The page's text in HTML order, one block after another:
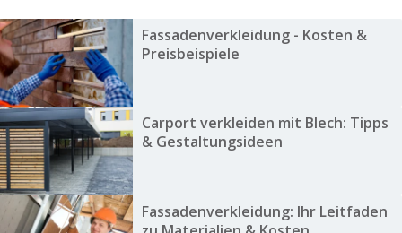
Fassadenverkleidung - Kosten &
Preisbeispiele
Carport verkleiden mit Blech: Tipps
& Gestaltungsideen
Fassadenverkleidung: Ihr Leitfaden